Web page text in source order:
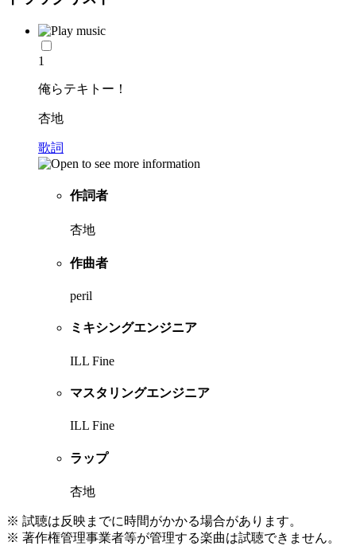
1
俺らテキトー！
杏地
歌詞
作詞者
杏地
作曲者
peril
ミキシングエンジニア
ILL Fine
マスタリングエンジニア
ILL Fine
ラップ
杏地
※ 試聴は反映までに時間がかかる場合があります。
※ 著作権管理事業者等が管理する楽曲は試聴できません。